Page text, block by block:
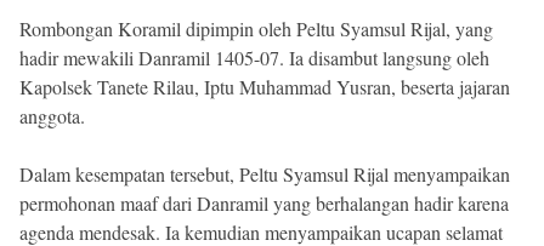
Rombongan Koramil dipimpin oleh Peltu Syamsul Rijal, yang
hadir mewakili Danramil 1405-07. Ia disambut langsung oleh
Kapolsek Tanete Rilau, Iptu Muhammad Yusran, beserta jajaran
anggota.
Dalam kesempatan tersebut, Peltu Syamsul Rijal menyampaikan
permohonan maaf dari Danramil yang berhalangan hadir karena
agenda mendesak. Ia kemudian menyampaikan ucapan selamat